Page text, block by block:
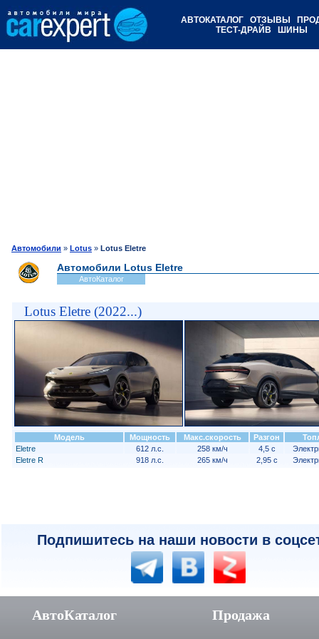
АВТОКАТАЛОГ ОТЗЫВЫ
ТЕСТ-ДРАЙВ
ШИНЫ
Автомобили » Lotus » Lotus Eletre
Автомобили Lotus Eletre
АвтоКаталог
Lotus Eletre (2022...)
Модель Мощность Макс.скорость Разгон
Eletre
612 л.с. 258 км/ч 4,5 с
Eletre R
918 л.с. 265 км/ч 2,95 с
Подпишитесь на наши новости в
АвтоКаталог Продажа